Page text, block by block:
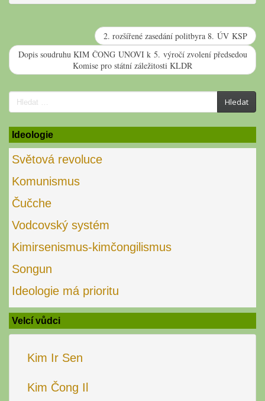
2. rozšířené zasedání politbyra 8. ÚV KSP
Dopis soudruhu KIM ČONG UNOVI k 5. výročí zvolení předsedou
Komise pro státní záležitosti KLDR
Search
for:
Hledat
Ideologie
Světová revoluce
Komunismus
Čučche
Vodcovský systém
Kimirsenismus-kimčongilismus
Songun
Ideologie má prioritu
Velcí vůdci
Kim Ir Sen
Kim Čong Il